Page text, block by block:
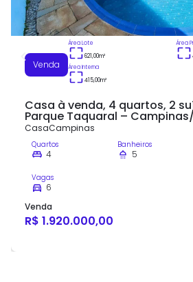
Venda
Área Lote
621,00m²
Área
Área Interna
415,00m²
Casa à venda, 4 quartos, 2
Parque Taquaral –
CasaCampinas
Quartos
4
Banheiros
5
Vagas
6
Venda
R$ 1.920.000,00